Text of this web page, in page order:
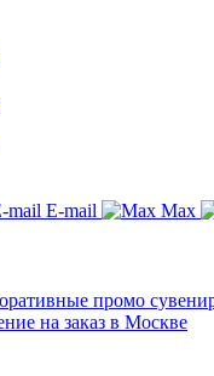
E-mail Max